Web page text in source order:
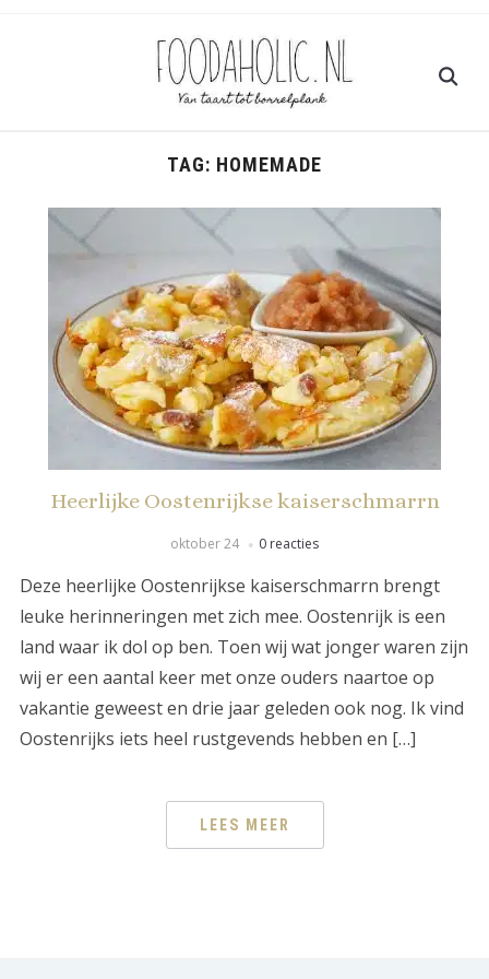
TAG: HOMEMADE
Heerlijke Oostenrijkse kaiserschmarrn
oktober 24 0 reacties
Deze heerlijke Oostenrijkse kaiserschmarrn brengt
leuke herinneringen met zich mee. Oostenrijk is een
land waar ik dol op ben. Toen wij wat jonger waren zijn
wij er een aantal keer met onze ouders naartoe op
vakantie geweest en drie jaar geleden ook nog. Ik vind
Oostenrijks iets heel rustgevends hebben en […]
LEES MEER